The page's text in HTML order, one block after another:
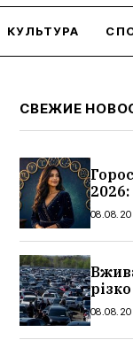
КУЛЬТУРА
СВЕЖИЕ